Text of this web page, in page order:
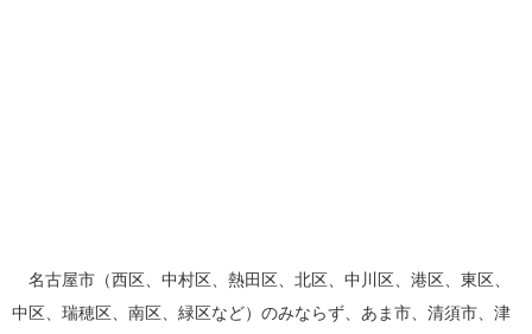
名古屋市（西区、中村区、熱田区、北区、中川区、港区、東区、
中区、瑞穂区、南区、緑区など）のみならず、あま市、清須市、津